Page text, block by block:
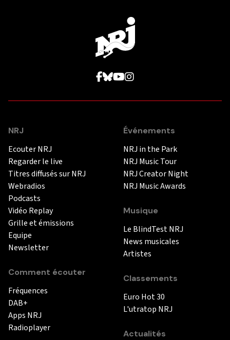
NRJ
Ecouter NRJ
Regarder le live
Titres diffusés sur NRJ
Webradios
Podcasts
Vidéo Replay
Grille et émissions
Equipe
Newsletter
Comment écouter
Fréquences
DAB+
Apps NRJ
Radioplayer
Événements
NRJ in the Park
NRJ Music Tour
NRJ Creator Night
NRJ Music Awards
Musique
Le BlindTest NRJ
News musicales
Artistes
Classements
Euro Hot 30
L'utratop NRJ
Actualités